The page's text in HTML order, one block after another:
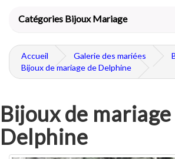
Catégories Bijoux Mariage
Accueil Galerie des mariées
Bijoux de mariage de Delphine
Bijoux de
Delphine